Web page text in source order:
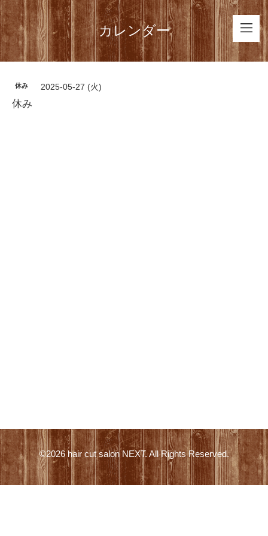
カレンダー
休み 2025-05-27 (火)
休み
©2026hair cut salon NEXT. All Rights Reserved.